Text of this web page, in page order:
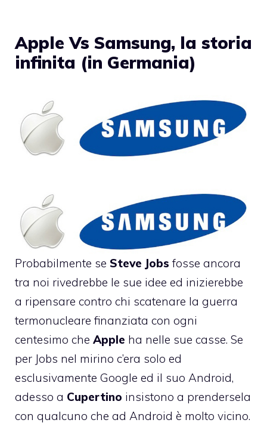
Apple Vs Samsung, la storia
infinita (in Germania)
Probabilmente se Steve Jobs fosse ancora
tra noi rivedrebbe le sue idee ed inizierebbe
a ripensare contro chi scatenare la guerra
termonucleare finanziata con ogni
centesimo che Apple ha nelle sue casse. Se
per Jobs nel mirino c’era solo ed
esclusivamente Google ed il suo Android,
adesso a Cupertino insistono a prendersela
con qualcuno che ad Android è molto vicino.